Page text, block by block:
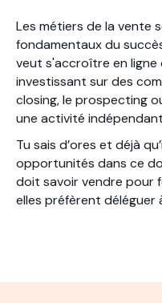
Les métiers de la vente
fondamentaux du
veut s'accroître en ligne
investissant sur des
closing, le prospecting
une activité
Tu sais d’ores et déjà
opportunités dans ce
doit savoir vendre pour
elles préfèrent déléguer